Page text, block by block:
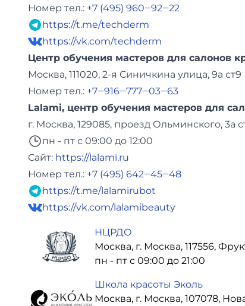
Номер тел.: +7 (495) 960‒92‒22
https://t.me/techderm
https://vk.com/techderm
Центр обучения мастеров для салонов
Москва, 111020, 2-я Синичкина улица, 9а ст9
Номер тел.: +7‒916‒777‒03‒63
Lalami, центр обучения мастеров для
г. Москва, 129085, проезд Ольминского, 3а
пн - пт с 09:00 до 12:00
Сайт: https://lalami.ru
Номер тел.: +7 (495) 642‒45‒48
https://t.me/lalamirubot
https://vk.com/lalamibeauty
НЦРДО
Москва, г. Москва, 117556,
пн - пт с 09:00 до 21:00
Школа красоты Эколь
Москва, г. Москва, 107078,